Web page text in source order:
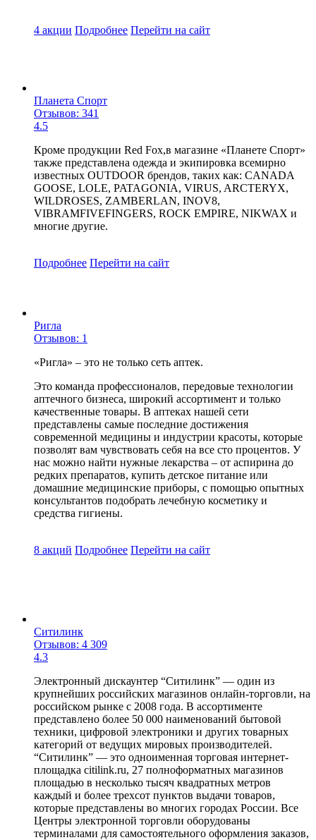
4 акции Подробнее Перейти на сайт
Планета Спорт
Отзывов: 341
4.5
Кроме продукции Red Fox,в магазине «Планете Спорт»
также представлена одежда и экипировка всемирно
известных OUTDOOR брендов, таких как: CANADA
GOOSE, LOLE, PATAGONIA, VIRUS, ARCTERYX,
WILDROSES, ZAMBERLAN, INOV8,
VIBRAMFIVEFINGERS, ROCK EMPIRE, NIKWAX и
многие другие.
Подробнее Перейти на сайт
Ригла
Отзывов: 1
«Ригла» – это не только сеть аптек.
Это команда профессионалов, передовые технологии
аптечного бизнеса, широкий ассортимент и только
качественные товары. В аптеках нашей сети
представлены самые последние достижения
современной медицины и индустрии красоты, которые
позволят вам чувствовать себя на все сто процентов. У
нас можно найти нужные лекарства – от аспирина до
редких препаратов, купить детское питание или
домашние медицинские приборы, с помощью опытных
консультантов подобрать лечебную косметику и
средства гигиены.
8 акций Подробнее Перейти на сайт
Ситилинк
Отзывов: 4 309
4.3
Электронный дискаунтер “Ситилинк” — один из
крупнейших российских магазинов онлайн-торговли, на
российском рынке с 2008 года. В ассортименте
представлено более 50 000 наименований бытовой
техники, цифровой электроники и других товарных
категорий от ведущих мировых производителей.
“Ситилинк” — это одноименная торговая интернет-
площадка citilink.ru, 27 полноформатных магазинов
площадью в несколько тысяч квадратных метров
каждый и более трехсот пунктов выдачи товаров,
которые представлены во многих городах России. Все
Центры электронной торговли оборудованы
терминалами для самостоятельного оформления заказов,